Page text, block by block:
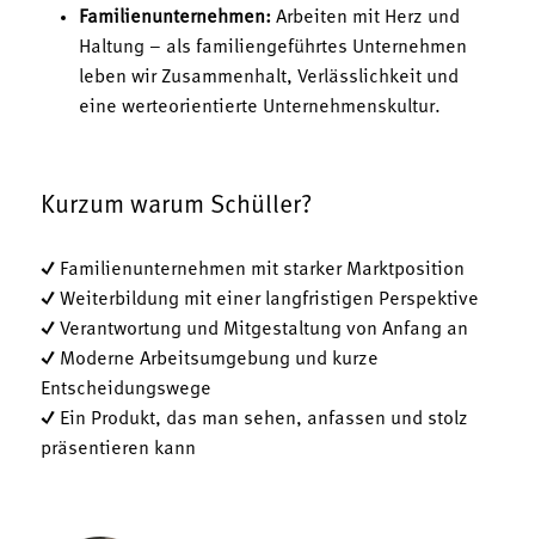
Familienunternehmen: Arbeiten mit Herz und
Haltung – als familiengeführtes Unternehmen
leben wir Zusammenhalt, Verlässlichkeit und
eine werteorientierte Unternehmenskultur.
Kurzum warum Schüller?
✓ Familienunternehmen mit starker Marktposition
✓ Weiterbildung mit einer langfristigen Perspektive
✓ Verantwortung und Mitgestaltung von Anfang an
✓ Moderne Arbeitsumgebung und kurze
Entscheidungswege
✓ Ein Produkt, das man sehen, anfassen und stolz
präsentieren kann